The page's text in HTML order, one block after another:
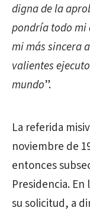
digna de la
pondría todo mi
mi más sincera
valientes
mundo”.
La referida
noviembre de
entonces
Presidencia.
su solicitud, a